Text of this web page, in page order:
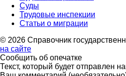
Суды
Трудовые инспекции
Статьи о миграции
© 2026 Справочник
на сайте
Сообщить об опечатке
Текст, который будет отправлен